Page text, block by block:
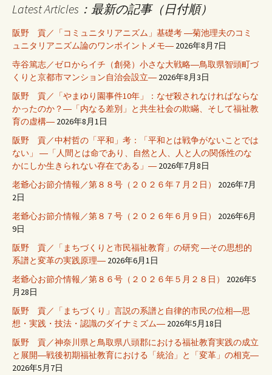
Latest Articles：最新の記事（日付順）
阪野 貢／「コミュニタリアニズム」基礎考 ―菊池理夫のコミ
ュニタリアニズム論のワンポイントメモ― 2026年8月7日
寺谷篤志／ゼロからイチ（創発）小さな大戦略―鳥取県智頭町づ
くりと京都市マンション自治会設立― 2026年8月3日
阪野 貢／「やまゆり園事件10年」：なぜ殺されなければならな
かったのか？―「内なる差別」と共生社会の欺瞞、そして福祉教
育の虚構― 2026年8月1日
阪野 貢／中村哲の「平和」考：「平和とは戦争がないことでは
ない」 ―「人間とは命であり、自然と人、人と人の関係性のな
かにしか生きられない存在である」― 2026年7月8日
老爺心お節介情報／第８８号（２０２６年７月２日）
2026年7月
2日
老爺心お節介情報／第８７号（２０２６年６月９日）
2026年6月
9日
阪野 貢／「まちづくりと市民福祉教育」の研究 ―その思想的
系譜と変革の実践原理― 2026年6月1日
老爺心お節介情報／第８６号（２０２６年５月２８日）
2026年5
月28日
阪野 貢／「まちづくり」言説の系譜と自律的市民の位相―思
想・実践・技法・認識のダイナミズム― 2026年5月18日
阪野 貢／神奈川県と鳥取県八頭郡における福祉教育実践の成立
と展開―戦後初期福祉教育における「統治」と「変革」の相克―
2026年5月7日